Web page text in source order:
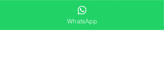
- cardíaco
WhatsApp